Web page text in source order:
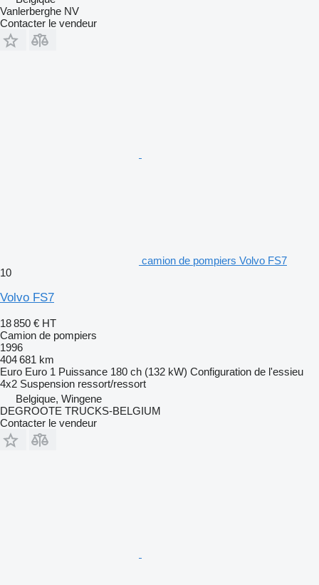
Vanlerberghe NV
Contacter le vendeur
camion de pompiers Volvo FS7
10
Volvo FS7
18 850 € HT
Camion de pompiers
1996
404 681 km
Euro Euro 1 Puissance 180 ch (132 kW) Configuration de l'essieu
4x2 Suspension ressort/ressort
Belgique, Wingene
DEGROOTE TRUCKS-BELGIUM
Contacter le vendeur